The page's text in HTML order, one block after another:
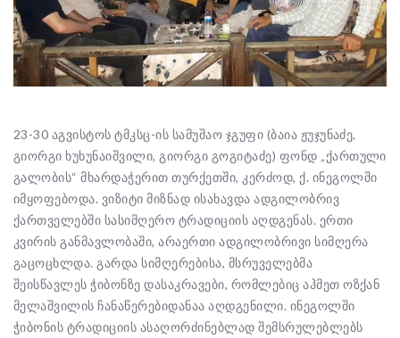
23-30 აგვისტოს ტმკსც-ის სამუშაო ჯგუფი (ბაია ჟუჯუნაძე,
გიორგი ხუხუნაიშვილი, გიორგი გოგიტაძე) ფონდ „ქართული
გალობის“ მხარდაჭერით თურქეთში, კერძოდ, ქ. ინეგოლში
იმყოფებოდა. ვიზიტი მიზნად ისახავდა ადგილობრივ
ქართველებში სასიმღერო ტრადიციის აღდგენას. ერთი
კვირის განმავლობაში, არაერთი ადგილობრივი სიმღერა
გაცოცხლდა. გარდა სიმღერებისა, მსრუველებმა
შეისწავლეს ჭიბონზე დასაკრავები, რომლებიც აჰმეთ ოზქან
მელაშვილის ჩანაწერებიდანაა აღდგენილი. ინეგოლში
ჭიბონის ტრადიციის ასაღორძინებლად შემსრულებლებს